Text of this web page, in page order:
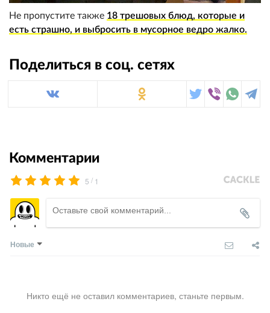
Не пропустите также 18 трешовых блюд, которые и
есть страшно, и выбросить в мусорное ведро жалко.
Поделиться в соц. сетях
Комментарии
5 / 1
Новые
Никто ещё не оставил комментариев, станьте первым.